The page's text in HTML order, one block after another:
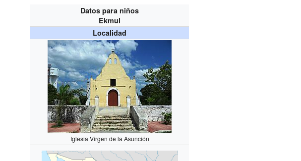
Datos para niños
Ekmul
Localidad
Iglesia Virgen de la Asunción